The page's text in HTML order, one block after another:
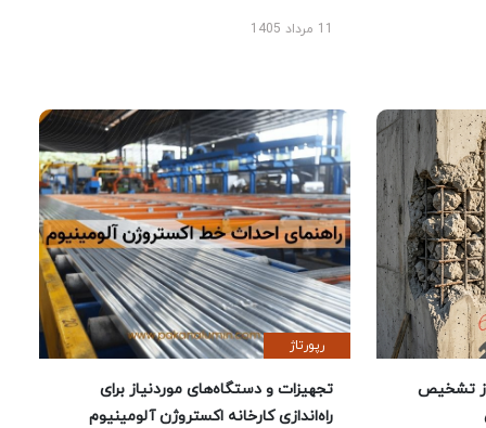
تشخیص
رپورتاژ
تجهیزات و دستگاه‌های موردنیاز برای
راه‌اندازی کارخانه اکستروژن آلومینیوم